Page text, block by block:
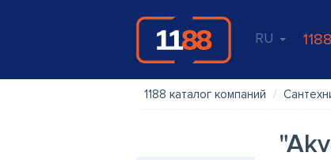
RU
1188 каталог компаний